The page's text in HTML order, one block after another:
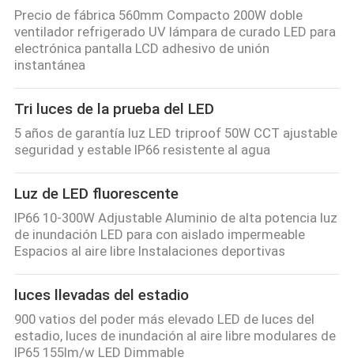
Precio de fábrica 560mm Compacto 200W doble
ventilador refrigerado UV lámpara de curado LED para
electrónica pantalla LCD adhesivo de unión
instantánea
Tri luces de la prueba del LED
5 años de garantía luz LED triproof 50W CCT ajustable
seguridad y estable IP66 resistente al agua
Luz de LED fluorescente
IP66 10-300W Adjustable Aluminio de alta potencia luz
de inundación LED para con aislado impermeable
Espacios al aire libre Instalaciones deportivas
luces llevadas del estadio
900 vatios del poder más elevado LED de luces del
estadio, luces de inundación al aire libre modulares de
IP65 155lm/w LED Dimmable